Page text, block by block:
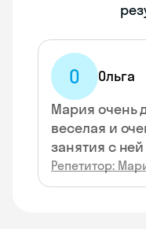
О Ольга
Мария очень
веселая и
занятия с
Репетитор: